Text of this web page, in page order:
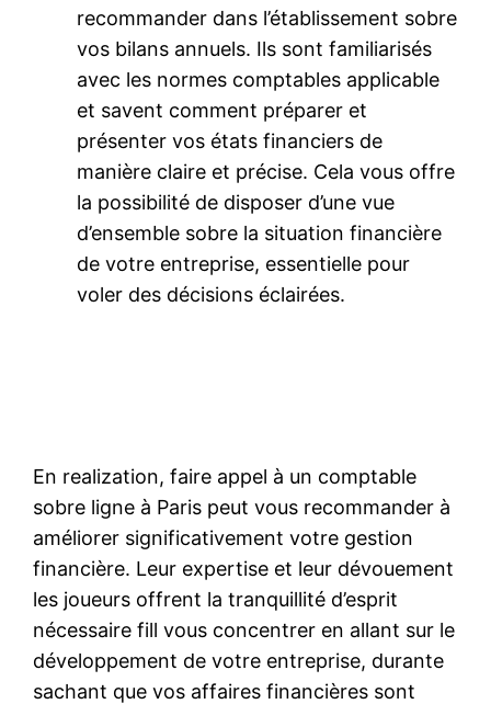
recommander dans l’établissement sobre
vos bilans annuels. Ils sont familiarisés
avec les normes comptables applicable
et savent comment préparer et
présenter vos états financiers de
manière claire et précise. Cela vous offre
la possibilité de disposer d’une vue
d’ensemble sobre la situation financière
de votre entreprise, essentielle pour
voler des décisions éclairées.
En realization, faire appel à un comptable
sobre ligne à Paris peut vous recommander à
améliorer significativement votre gestion
financière. Leur expertise et leur dévouement
les joueurs offrent la tranquillité d’esprit
nécessaire fill vous concentrer en allant sur le
développement de votre entreprise, durante
sachant que vos affaires financières sont